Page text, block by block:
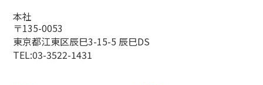
本社
〒135-0053
東京都江東区辰巳3-15-5 辰巳DS
TEL:03-3522-1431